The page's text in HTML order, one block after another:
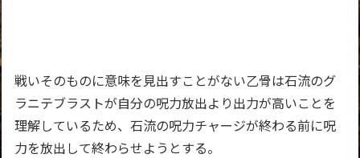
戦いそのものに意味を見出すことがない乙骨は石流のグ
ラニテブラストが自分の呪力放出より出力が高いことを
理解しているため、石流の呪力チャージが終わる前に呪
力を放出して終わらせようとする。